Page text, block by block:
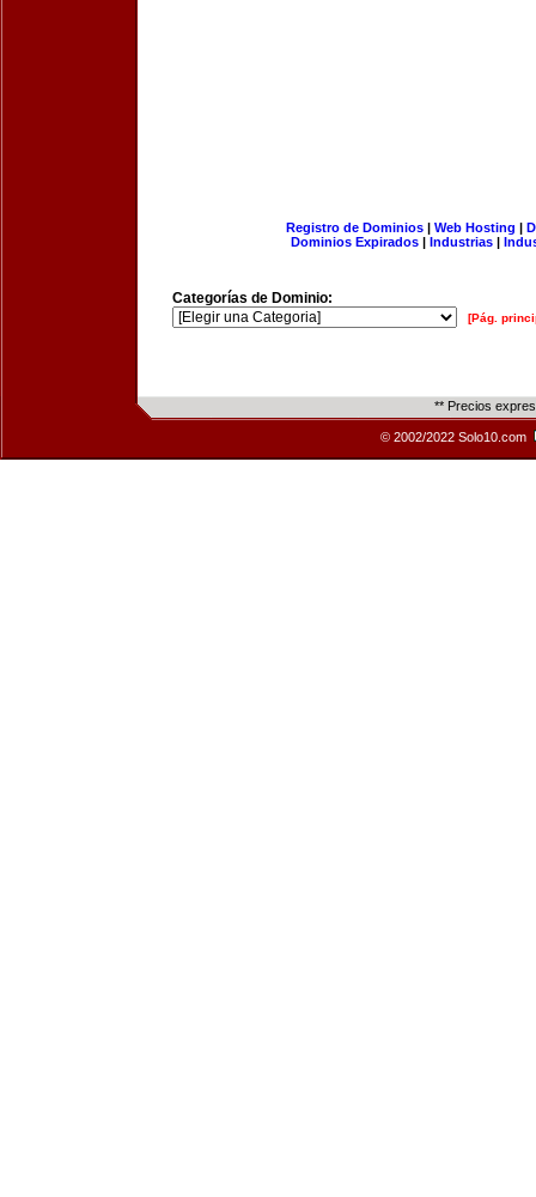
Registro de Dominios| Web Hosting |
Dominios Expirados | Industrias |
Categorías de Dominio:
[Pág.
** Precios
© 2002/2022 Solo10.com